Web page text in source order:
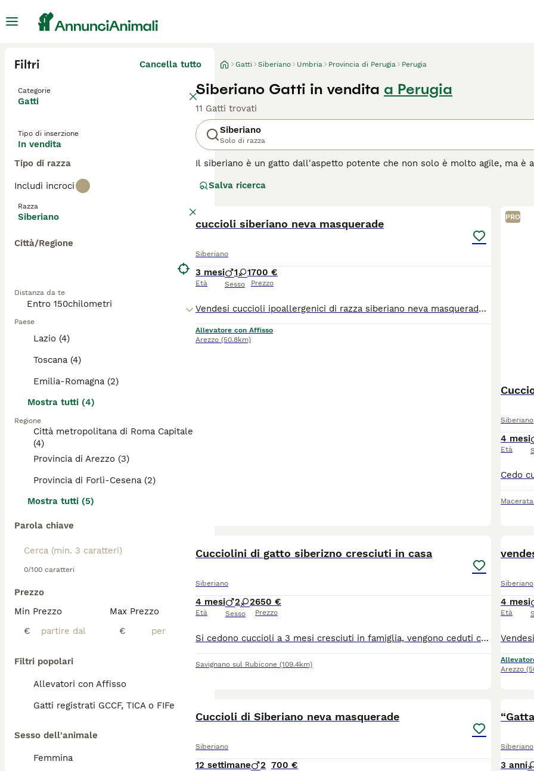
Filtri Cancella tutto
Categorie
Gatti
Tipo di inserzione
In vendita
Tipo di razza
Includi incroci
Razza
Siberiano
Città/Regione
Distanza da te
Paese
Lazio (4)
Toscana (4)
Emilia-Romagna (2)
Mostra tutti (4)
Regione
Città metropolitana di Roma Capitale
(4)
Provincia di Arezzo (3)
Provincia di Forlì-Cesena (2)
Mostra tutti (5)
Parola chiave
0/100 caratteri
Prezzo
Min Prezzo
€
Max Prezzo
€
Filtri popolari
Allevatori con Affisso
Gatti registrati GCCF, TICA o FIFe
Sesso dell'animale
Femmina
Gatti Siberiano Umbria Provincia di Perugia Perugia
Siberiano Gatti in vendita a Perugia
11 Gatti trovati
Siberiano
Solo di razza
Il siberiano è un gatto dall'aspetto potente che non solo è molto agile, ma è
una personalità adorabile, oltre al bell'aspetto. Da quando sono arrivati in
Leggi lanostra pagina di consigli sul Siberiano per informazioni su questa
Salva ricerca
cuccioli siberiano neva masquerade
Siberiano
3 mesi
Età
1 1
Sesso
700 €
Prezzo
Vendesi cuccioli ipoallergenici di razza siberiano neva masquerade. Completi di pedigree e vaccinazioni. Maggiori informazioni in privato o contattate il numero 3339493378
Allevatore con Affisso
Arezzo (50.8km)
PRO
Siberiano
4 mesi
Età
Macerata
Cucciolini di gatto siberizno cresciuti in casa
Siberiano
4 mesi
Età
2 2
Sesso
650 €
Prezzo
Si cedono cuccioli a 3 mesi cresciuti in famiglia, vengono ceduti con il pro vaccino e due sverminaziomi e a seguire visita veyerinaris. vengo o ceduti a 650 euro
Savignano sul Rubicone (109.4km)
Siberiano
4 mesi
Età
Arezzo
Cuccioli di Siberiano neva masquerade
Siberiano
12 settimane 2 700 €
Siberiano
3 anni